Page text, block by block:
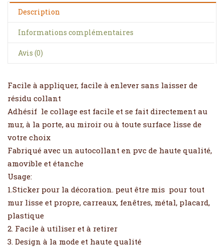
Description
Informations complémentaires
Avis (0)
Facile à appliquer, facile à enlever sans laisser de
résidu collant
Adhésif le collage est facile et se fait directement au
mur, à la porte, au miroir ou à toute surface lisse de
votre choix
Fabriqué avec un autocollant en pvc de haute qualité,
amovible et étanche
Usage:
1.Sticker pour la décoration. peut être mis pour tout
mur lisse et propre, carreaux, fenêtres, métal, placard,
plastique
2. Facile à utiliser et à retirer
3. Design à la mode et haute qualité